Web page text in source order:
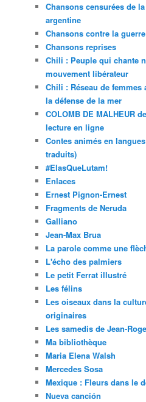
Chansons censurées de
argentine
Chansons contre la guerre
Chansons reprises
Chili : Peuple qui chante
mouvement libérateur
Chili : Réseau de
la défense de la mer
COLOMB DE MALHEUR
lecture en ligne
Contes animés en
traduits)
#ElasQueLutam!
Enlaces
Ernest Pignon-Ernest
Fragments de Neruda
Galliano
Jean-Max Brua
La parole comme une
L'écho des palmiers
Le petit Ferrat illustré
Les félins
Les oiseaux dans la
originaires
Les samedis de Jean-
Ma bibliothèque
Maria Elena Walsh
Mercedes Sosa
Mexique : Fleurs dans le
Nueva canción